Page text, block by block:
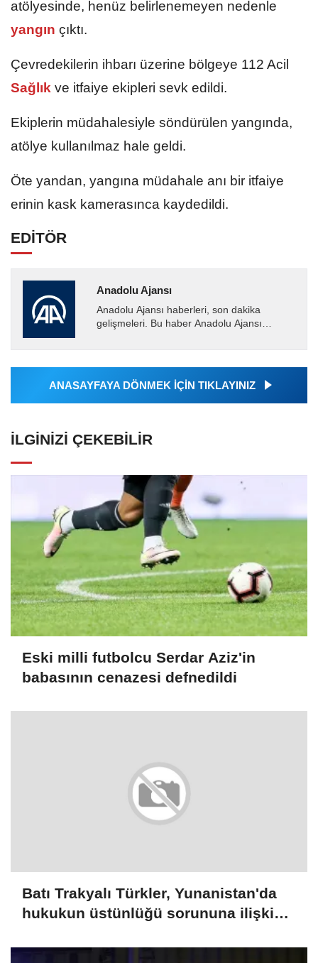
atölyesinde, henüz belirlenemeyen nedenle
yangın çıktı.
Çevredekilerin ihbarı üzerine bölgeye 112 Acil
Sağlık ve itfaiye ekipleri sevk edildi.
Ekiplerin müdahalesiyle söndürülen yangında,
atölye kullanılmaz hale geldi.
Öte yandan, yangına müdahale anı bir itfaiye
erinin kask kamerasınca kaydedildi.
EDİTÖR
Anadolu Ajansı
Anadolu Ajansı haberleri, son dakika
gelişmeleri. Bu haber Anadolu Ajansı
tarafından geçilen tüm...
ANASAYFAYA DÖNMEK İÇİN TIKLAYINIZ
İLGINIZI ÇEKEBILIR
Eski milli futbolcu Serdar Aziz'in
babasının cenazesi defnedildi
Batı Trakyalı Türkler, Yunanistan'da
hukukun üstünlüğü sorununa ilişkin